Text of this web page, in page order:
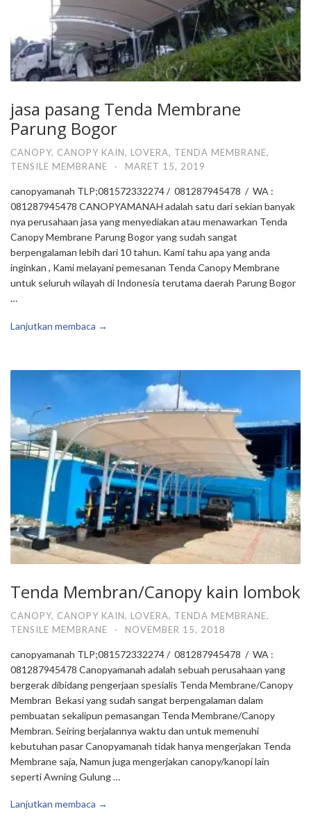
jasa pasang Tenda Membrane
Parung Bogor
CANOPY, CANOPY KAIN, LOVERA, TENDA MEMBRANE,
TENSILE MEMBRANE
· MARET 15, 2019
canopyamanah TLP;081572332274 / 081287945478 / WA :
081287945478 CANOPYAMANAH adalah satu dari sekian banyak
nya perusahaan jasa yang menyediakan atau menawarkan Tenda
Canopy Membrane Parung Bogor yang sudah sangat
berpengalaman lebih dari 10 tahun. Kami tahu apa yang anda
inginkan , Kami melayani pemesanan Tenda Canopy Membrane
untuk seluruh wilayah di Indonesia terutama daerah Parung Bogor
…
Lanjutkan membaca →
Tenda Membran/Canopy kain lombok
CANOPY, CANOPY KAIN, LOVERA, TENDA MEMBRANE,
TENSILE MEMBRANE
· NOVEMBER 15, 2018
canopyamanah TLP;081572332274 / 081287945478 / WA :
081287945478 Canopyamanah adalah sebuah perusahaan yang
bergerak dibidang pengerjaan spesialis Tenda Membrane/Canopy
Membran Bekasi yang sudah sangat berpengalaman dalam
pembuatan sekalipun pemasangan Tenda Membrane/Canopy
Membran. Seiring berjalannya waktu dan untuk memenuhi
kebutuhan pasar Canopyamanah tidak hanya mengerjakan Tenda
Membrane saja, Namun juga mengerjakan canopy/kanopi lain
seperti Awning Gulung …
Lanjutkan membaca →